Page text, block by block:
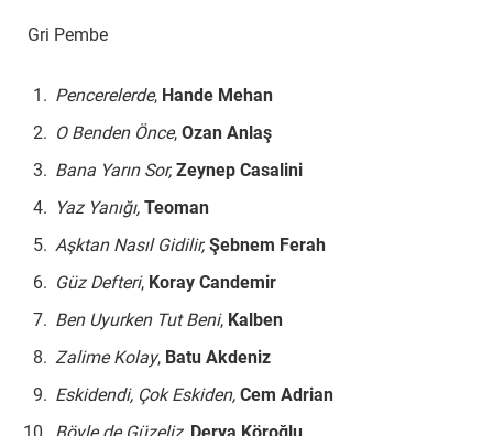
Gri Pembe
Pencerelerde, Hande Mehan
O Benden Önce, Ozan Anlaş
Bana Yarın Sor, Zeynep Casalini
Yaz Yanığı, Teoman
Aşktan Nasıl Gidilir, Şebnem Ferah
Güz Defteri, Koray Candemir
Ben Uyurken Tut Beni, Kalben
Zalime Kolay, Batu Akdeniz
Eskidendi, Çok Eskiden, Cem Adrian
Böyle de Güzeliz, Derya Köroğlu